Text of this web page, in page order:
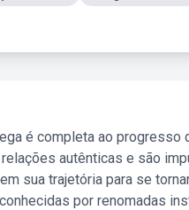
é completa ao
autênticas e são
sua trajetória para se
por renomadas